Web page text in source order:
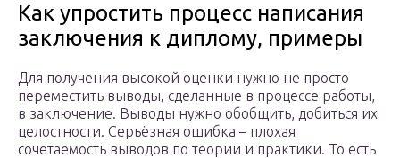
Как упростить процесс написания
заключения к диплому, примеры
Для получения высокой оценки нужно не просто
переместить выводы, сделанные в процессе работы,
в заключение. Выводы нужно обобщить, добиться их
целостности. Серьёзная ошибка – плохая
сочетаемость выводов по теории и практики. То есть